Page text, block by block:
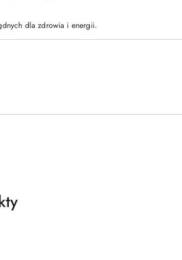
dla zdrowia i energii.